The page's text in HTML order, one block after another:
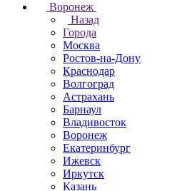
Воронеж
Назад
Города
Москва
Ростов-на-Дону
Краснодар
Волгоград
Астрахань
Барнаул
Владивосток
Воронеж
Екатеринбург
Ижевск
Иркутск
Казань